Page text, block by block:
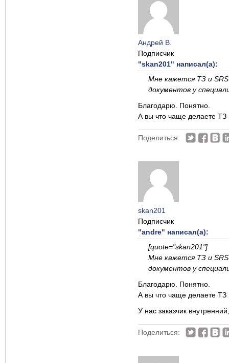
Андрей В.
Подписчик
"skan201" написал(а):
Мне кажется ТЗ и
документов у
Благодарю. Понятно.
А вы что чаще делаете ТЗ
Поделиться:
skan201
Подписчик
"andre" написал(а):
[quote="skan201"]
Мне кажется ТЗ и
документов у
Благодарю. Понятно.
А вы что чаще делаете ТЗ
У нас заказчик
Поделиться: